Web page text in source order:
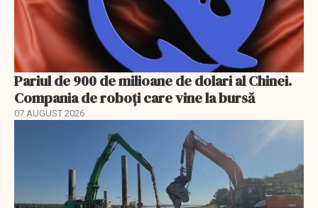
Pariul de 900 de milioane de dolari al Chinei.
Compania de roboți care vine la bursă
07 AUGUST 2026